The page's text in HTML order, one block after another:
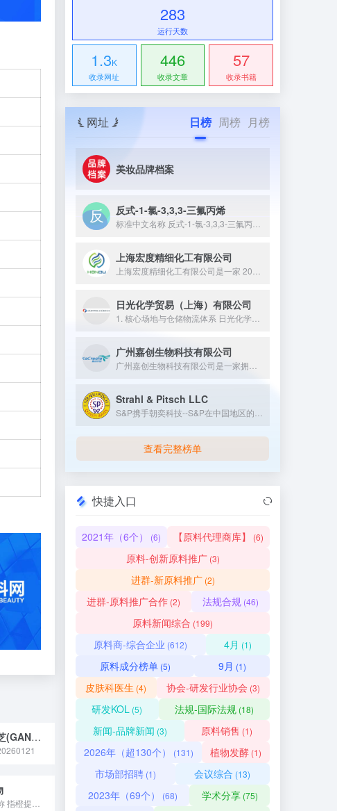
酵母菌/紫芝(GANODERMA SINENSE)发酵产物滤液
标准中文名称 指橙提取物 备案号 国妆原备字20230034...
283
运行天数
1.3K
收录网址
446
收录文章
57
收录书籍
网址 日榜 周榜 月榜
美妆品牌档案
反式-1-氯-3,3,3-三氟丙烯
上海宏度精细化工有限公司
日光化学贸易（上海）有限公司
广州嘉创生物科技有限公司
Strahl & Pitsch LLC
查看完整榜单
快捷入口
2021年（6个） (6) 【原料代理商库】 (6)
原料-创新原料推广(3)
进群-新原料推广(2)
进群-原料推广合作 (2) 法规合规 (46)
原料新闻综合 (199)
原料商-综合企业 (612) 4月 (1)
原料成分榜单(5) 9月 (1)
皮肤科医生 (4) 协会-研发行业协会 (3)
研发KOL (5) 法规-国际法规(18)
新闻-品牌新闻 (3) 原料销售 (1)
2026年（超130个） (131) 植物发酵 (1)
市场部招聘(1) 会议综合 (13)
2023年（69个） (68) 学术分享(75)